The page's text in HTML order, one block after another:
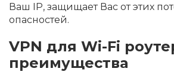
Ваш IP, защищает Вас от этих
опасностей.
VPN для Wi-Fi
преимущества